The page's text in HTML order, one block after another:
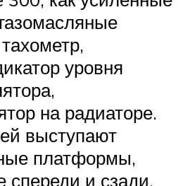
уровня
на радиаторе.
выступают
платформы,
спереди и сзади,